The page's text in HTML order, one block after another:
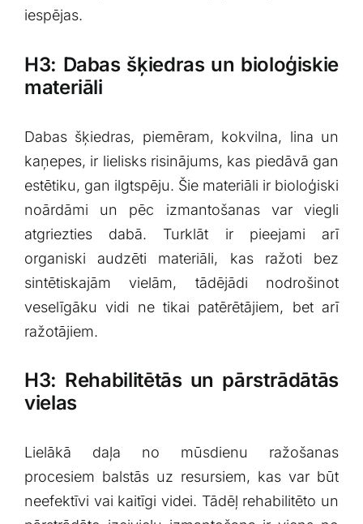
iespējas.
H3:‌ Dabas šķiedras un ​bioloģiskie
materiāli
Dabas šķiedras, piemēram, kokvilna, ⁤lina un
kaņepes, ir‌ lielisks risinājums, ‌kas piedāvā⁤ gan
estētiku, gan⁢ ilgtspēju. ‍Šie materiāli ir bioloģiski
noārdāmi un pēc izmantošanas ‌var ⁣viegli
atgriezties dabā.⁢ Turklāt ir pieejami ‌arī
‌organiski ⁢audzēti materiāli, kas ražoti bez
sintētiskajām vielām, tādējādi nodrošinot
veselīgāku vidi ne tikai patērētājiem, bet arī
ražotājiem.
H3: Rehabilitētās un pārstrādātās
vielas
Lielākā daļa no mūsdienu ražošanas
procesiem balstās ‍uz ‌resursiem, kas var būt⁣
neefektīvi vai kaitīgi videi. Tādēļ rehabilitēto un